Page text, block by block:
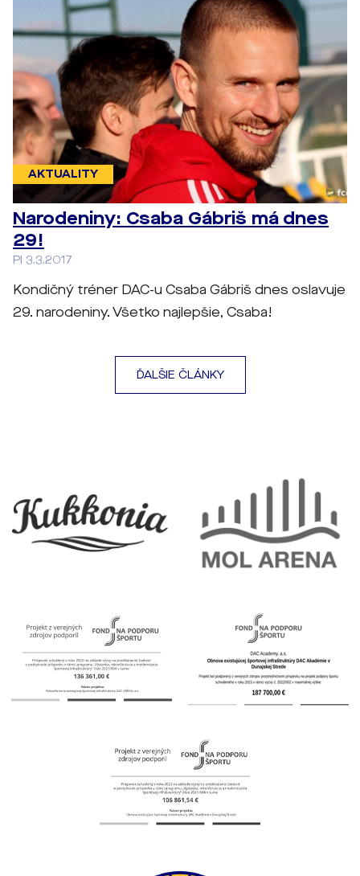
AKTUALITY
Narodeniny: Csaba Gábriš má dnes
29!
PI 3.3.2017
Kondičný tréner DAC-u Csaba Gábriš dnes oslavuje
29. narodeniny. Všetko najlepšie, Csaba!
ĎALŠIE ČLÁNKY